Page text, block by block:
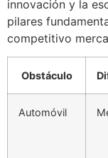
innovación y la
pilares
competitivo
Obstáculo
Automóvil